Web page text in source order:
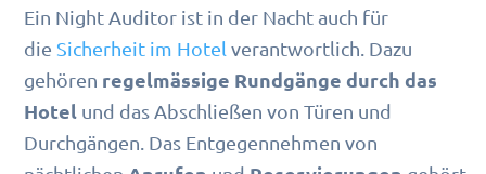
Ein Night Auditor ist in der Nacht auch für
die Sicherheit im Hotel verantwortlich. Dazu
gehören regelmässige Rundgänge durch das
Hotel und das Abschließen von Türen und
Durchgängen. Das Entgegennehmen von